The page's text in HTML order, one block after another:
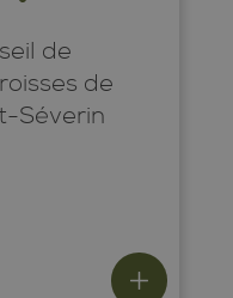
de
de
Séverin